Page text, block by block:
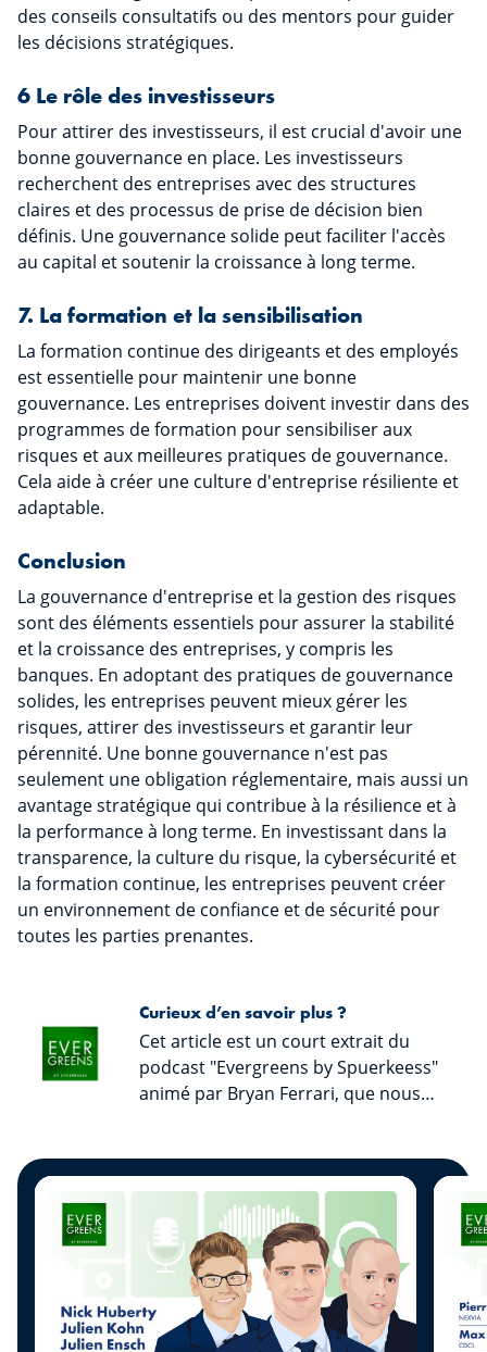
des conseils consultatifs ou des mentors pour guider
les décisions stratégiques.
6 Le rôle des investisseurs
Pour attirer des investisseurs, il est crucial d'avoir une
bonne gouvernance en place. Les investisseurs
recherchent des entreprises avec des structures
claires et des processus de prise de décision bien
définis. Une gouvernance solide peut faciliter l'accès
au capital et soutenir la croissance à long terme.
7. La formation et la sensibilisation
La formation continue des dirigeants et des employés
est essentielle pour maintenir une bonne
gouvernance. Les entreprises doivent investir dans des
programmes de formation pour sensibiliser aux
risques et aux meilleures pratiques de gouvernance.
Cela aide à créer une culture d'entreprise résiliente et
adaptable.
Conclusion
La gouvernance d'entreprise et la gestion des risques
sont des éléments essentiels pour assurer la stabilité
et la croissance des entreprises, y compris les
banques. En adoptant des pratiques de gouvernance
solides, les entreprises peuvent mieux gérer les
risques, attirer des investisseurs et garantir leur
pérennité. Une bonne gouvernance n'est pas
seulement une obligation réglementaire, mais aussi un
avantage stratégique qui contribue à la résilience et à
la performance à long terme. En investissant dans la
transparence, la culture du risque, la cybersécurité et
la formation continue, les entreprises peuvent créer
un environnement de confiance et de sécurité pour
toutes les parties prenantes.
Curieux d’en savoir plus ?
Cet article est un court extrait du
podcast "Evergreens by Spuerkeess"
animé par Bryan Ferrari, que nous
ainsi que les précieux conseils de nos
invités. « Evergreens by Spuerkeess »
est disponible sur toutes les
plateformes streaming connues.